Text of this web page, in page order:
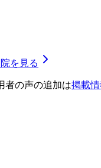
を見る
者の声の追加は掲載